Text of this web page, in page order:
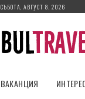
СЪБОТА, АВГУСТ 8, 2026
ВАКАНЦИЯ